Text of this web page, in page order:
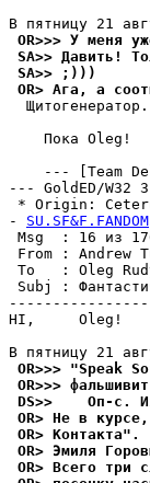
OR>>> У меня
SA>> Давить!
SA>> ;)))
OR> Ага, а
  Щитогенеpатоp.
Пока Oleg!
--- [Team
--- GoldED/W32
* Origin:
- SU.SF&F.FANDOM
From :
To   : Oleg
Subj :
HI,     Oleg!
OR>>> "Speak
OR>>>
DS>>    Оп-с.
OR> Не в
OR>
OR> Эмиля
OR> Всего три